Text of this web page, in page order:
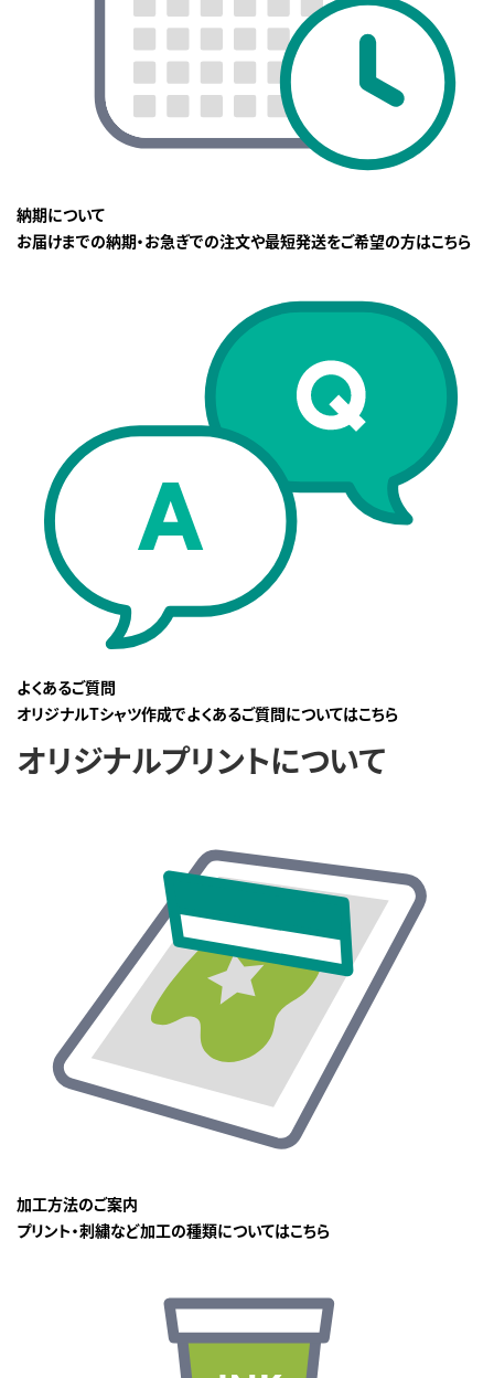
納期について
お届けまでの納期・お急ぎでの注文や最短発送をご希望の方はこちら
よくあるご質問
オリジナルTシャツ作成でよくあるご質問についてはこちら
オリジナルプリントについて
加工方法のご案内
プリント・刺繍など加工の種類についてはこちら